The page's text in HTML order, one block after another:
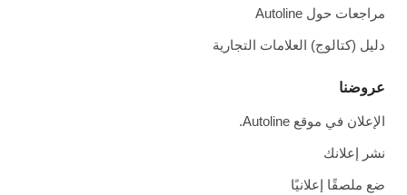
مراجعات حول Autoline
دليل (كتالوج) العلامات التجارية
عروضنا
الإعلان في موقع Autoline.
نشر إعلانك
ضع ملصقًا إعلانيًا